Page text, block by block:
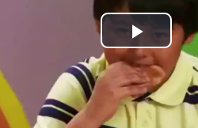
Play
Video